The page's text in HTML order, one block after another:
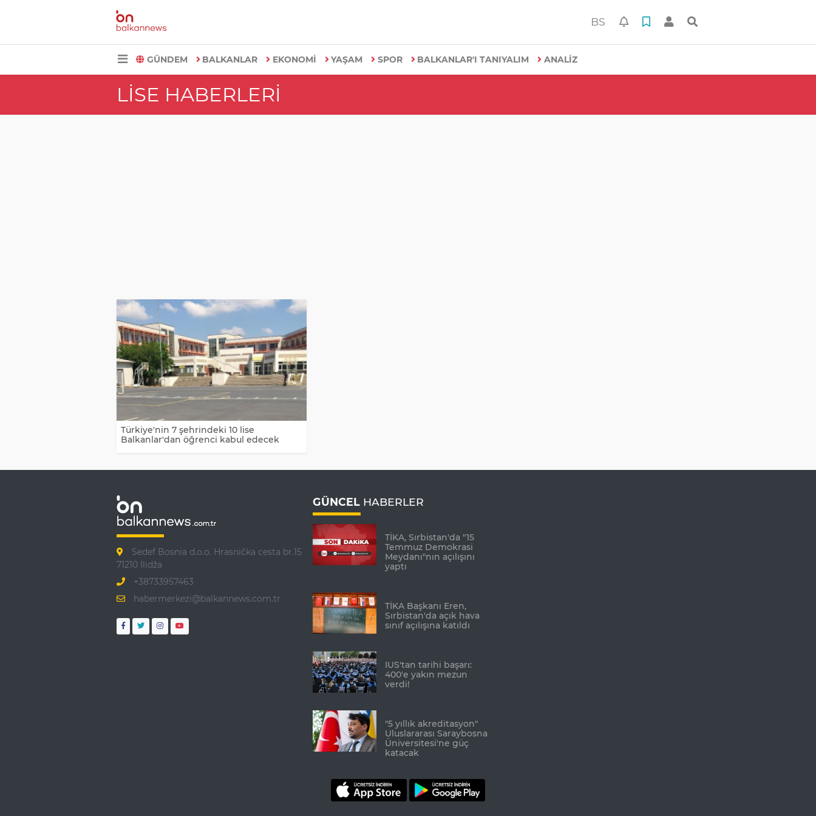
BS
GÜNDEM BALKANLAR EKONOMİ YAŞAM SPOR BALKANLAR'I TANIYALIM ANALİZ
LISE HABERLERI
Türkiye'nin 7 şehrindeki 10 lise
Balkanlar'dan öğrenci kabul edecek
Sedef Bosnia d.o.o. Hrasnička cesta br.15
71210 Ilidža
+38733957463
habermerkezi@balkannews.com.tr
GÜNCEL HABERLER
TİKA, Sırbistan'da "15
Temmuz Demokrasi
Meydanı"nın açılışını
yaptı
TİKA Başkanı Eren,
Sırbistan'da açık hava
sınıf açılışına katıldı
IUS'tan tarihi başarı:
400'e yakın mezun
verdi!
"5 yıllık akreditasyon"
Uluslararası Saraybosna
Üniversitesi'ne güç
katacak